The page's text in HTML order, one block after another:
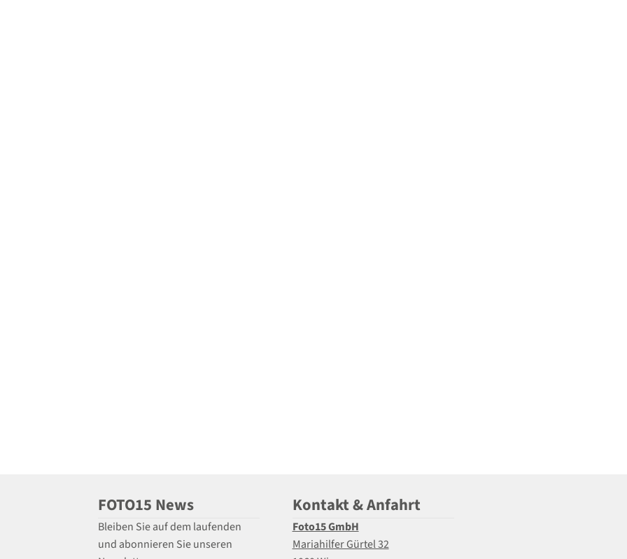
FOTO15 News
Bleiben Sie auf dem laufenden
und abonnieren Sie unseren
Kontakt & Anfahrt
Foto15 GmbH
Mariahilfer Gürtel 32